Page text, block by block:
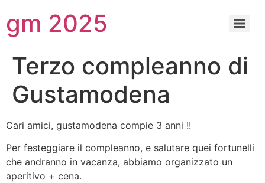
gm 2025
Terzo compleanno di
Gustamodena
Cari amici, gustamodena compie 3 anni !!
Per festeggiare il compleanno, e salutare quei fortunelli
che andranno in vacanza, abbiamo organizzato un
aperitivo + cena.